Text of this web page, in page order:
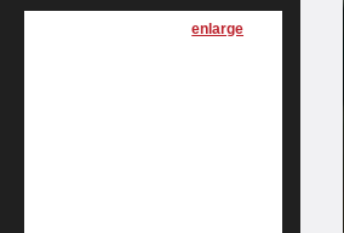
[enlarge